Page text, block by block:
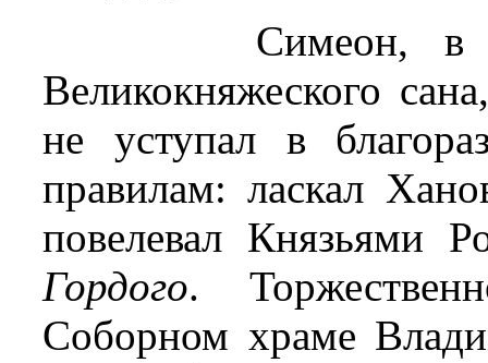
Симеон, в
Великокняжеского
не уступал в
правилам: ласкал
повелевал Князьями
Гордого.
Соборном храме